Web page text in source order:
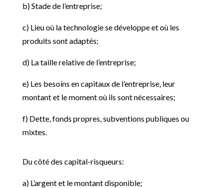
b) Stade de l’entreprise;
c) Lieu où la technologie se développe et où les
produits sont adaptés;
d) La taille relative de l’entreprise;
e) Les besoins en capitaux de l’entreprise, leur
montant et le moment où ils sont nécessaires;
f) Dette, fonds propres, subventions publiques ou
mixtes.
Du côté des capital-risqueurs:
a) L’argent et le montant disponible;